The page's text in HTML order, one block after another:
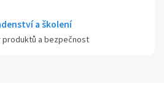
a školení
a bezpečnost